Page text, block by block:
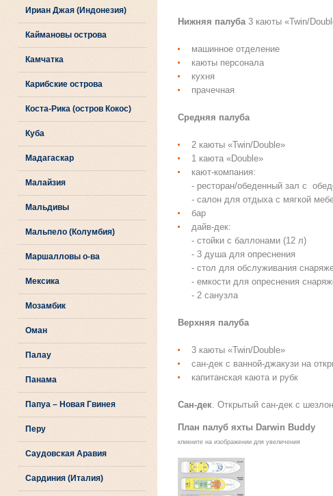
Ириан Джая (Индонезия)
Каймановы острова
Камчатка
Карибские острова
Коста-Рика (остров Кокос)
Куба
Мадагаскар
Малайзия
Мальдивы
Мальпело (Колумбия)
Маршалловы о-ва
Мексика
Мозамбик
Оман
Палау
Панама
Папуа – Новая Гвинея
Перу
Саудовская Аравия
Сардиния (Италия)
Нижняя палуба 3 каюты «Twin/
машинное отделение
каюты персонала
кухня
прачечная
Средняя палуба
2 каюты «Twin/Double»
1 каюта «Double»
кают-компания:
- ресторан/обеденный зал с
- салон для отдыха с мягкой
бар
дайв-дек:
- стойки с баллонами (12 л)
- 3 душа для опреснения
- стол для обслуживания
- емкости для опреснения
- 2 санузла
Верхняя палуба
3 каюты «Twin/Double»
сан-дек с ванной-джакузи на
капитанская каюта и рубк
Сан-дек. Открытый сан-дек с
План палуб яхты Darwin Buddy
кликните на изображении для увеличения